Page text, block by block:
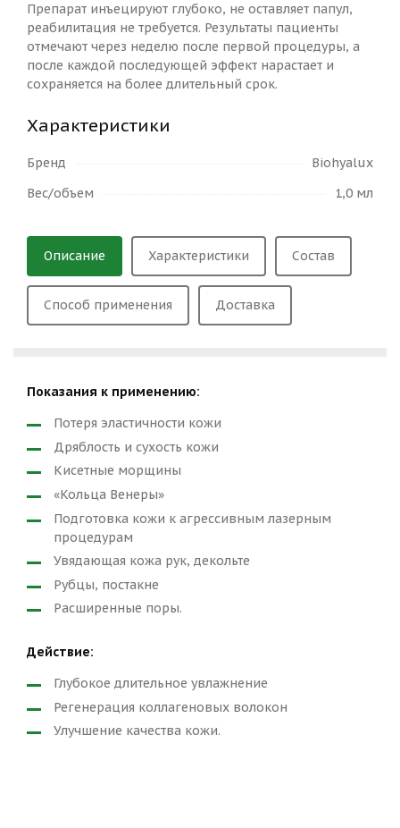
Препарат инъецируют глубоко, не оставляет папул,
реабилитация не требуется. Результаты пациенты
отмечают через неделю после первой процедуры, а
после каждой последующей эффект нарастает и
сохраняется на более длительный срок.
Характеристики
Бренд
Biohyalux
Вес/объем
1,0 мл
Описание Характеристики Состав
Способ применения Доставка
Показания к применению:
Потеря эластичности кожи
Дряблость и сухость кожи
Кисетные морщины
«Кольца Венеры»
Подготовка кожи к агрессивным лазерным
процедурам
Увядающая кожа рук, декольте
Рубцы, постакне
Расширенные поры.
Действие:
Глубокое длительное увлажнение
Регенерация коллагеновых волокон
Улучшение качества кожи.